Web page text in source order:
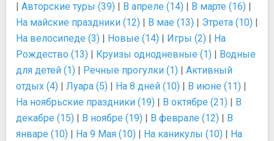
| Авторские туры (39) | В апреле (14) | В марте (16) |
На майские праздники (12) | В мае (13) | Этрета (10) |
На велосипеде (3) | Новые (14) | Игры (2) | На
Рождество (13) | Круизы однодневные (1) | Водные
для детей (1) | Речные прогулки (1) | Активный
отдых (4) | Луара (5) | На 8 дней (10) | В июне (11) |
На ноябрьские праздники (19) | В октябре (21) | В
декабре (15) | В ноябре (19) | В феврале (12) | В
январе (10) | На 9 Мая (10) | На каникулы (10) | На